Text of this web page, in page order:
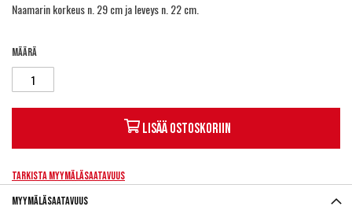
Naamarin korkeus n. 29 cm ja leveys n. 22 cm.
Määrä
Lisää ostoskoriin
Tarkista myymäläsaatavuus
Myymäläsaatavuus